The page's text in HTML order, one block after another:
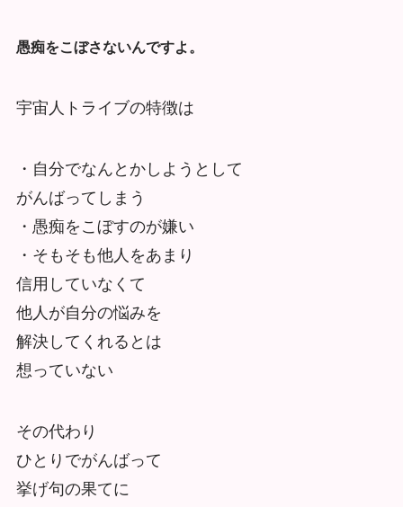
愚痴をこぼさないんですよ。
宇宙人トライブの特徴は
・自分でなんとかしようとして
がんばってしまう
・愚痴をこぼすのが嫌い
・そもそも他人をあまり
信用していなくて
他人が自分の悩みを
解決してくれるとは
想っていない
その代わり
ひとりでがんばって
挙げ句の果てに